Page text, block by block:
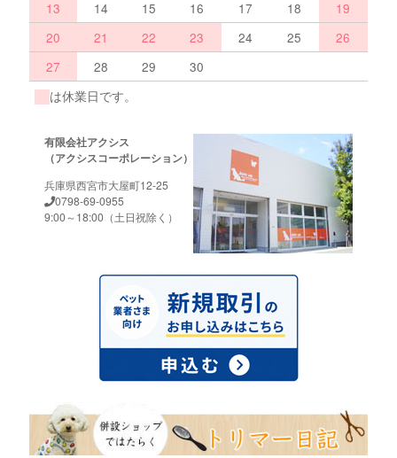
13
14 15 16 17 18
19
20
21 22 23 24 25
26
27
28 29
30
は休業日です。
有限会社アクシス
（アクシスコーポレーション）
兵庫県西宮市大屋町12-25
0798-69-0955
9:00～18:00（土日祝除く）